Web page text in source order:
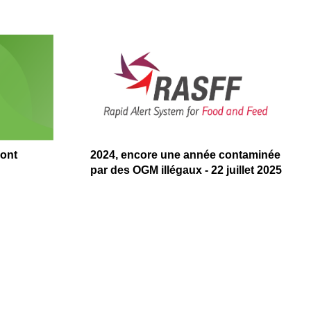
2024, encore une année contaminée
par des OGM illégaux - 22 juillet 2025